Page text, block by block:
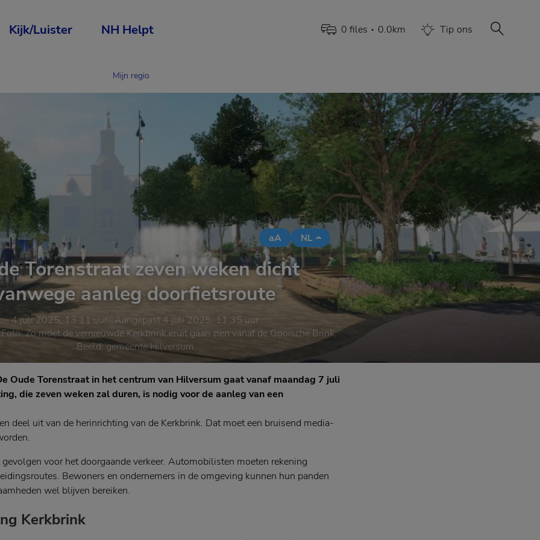
Kijk/Luister NH Helpt 0 files • 0.0km Tip ons
Mijn regio
aA NL
Torenstraat zeven weken dicht
aanleg doorfietsroute
4 juli 2025, 13.11 uur · Aangepast 4 juli 2025, 11.35 uur
Foto:Zo moet de vernieuwde Kerkbrink eruit gaan zien vanaf de Gooische Brink.
Beeld: gemeente Hilversum
Oude Torenstraat in het centrum van Hilversum gaat vanaf maandag 7 juli
die zeven weken zal duren, is nodig voor de aanleg van een
deel uit van de herinrichting van de Kerkbrink. Dat moet een bruisend media-
voor het doorgaande verkeer. Automobilisten moeten rekening
Bewoners en ondernemers in de omgeving kunnen hun panden
wel blijven bereiken.
Kerkbrink